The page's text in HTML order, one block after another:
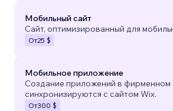
Мобильный сайт
Сайт, оптимизированный для
От25 $
Мобильное приложение
Создание приложений в фирменном
синхронизируются с сайтом Wix.
От300 $